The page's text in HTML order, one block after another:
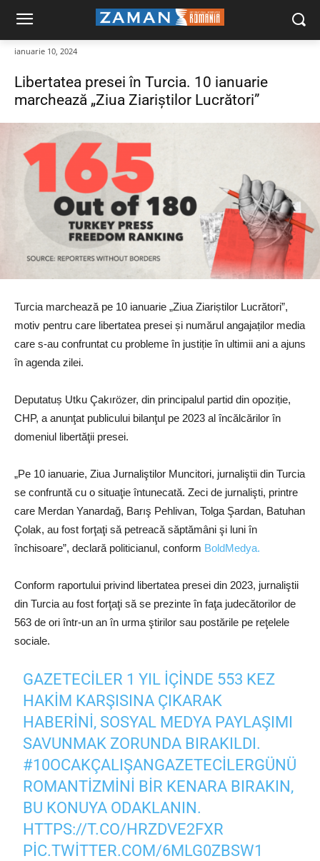
ianuarie 10, 2024
Libertatea presei în Turcia. 10 ianuarie
marchează „Ziua Ziariștilor Lucrători”
Turcia marchează pe 10 ianuarie „Ziua Ziariștilor Lucrători”,
motiv pentru care libertatea presei și numărul angajaților media
care s-au confruntat cu probleme în justiție în ultimii ani a ajuns
în agenda zilei.
Deputatuș Utku Çakırözer, din principalul partid din opoziție,
CHP, a anunţat publicului bilanţul pe 2023 al încălcărilor în
domeniul libertăţii presei.
„Pe 10 ianuarie, Ziua Jurnaliştilor Muncitori, jurnaliştii din Turcia
se confruntă cu o situaţie întunecată. Zeci de jurnalişti, printre
care Merdan Yanardağ, Barış Pehlivan, Tolga Şardan, Batuhan
Çolak, au fost forţaţi să petreacă săptămâni şi luni în
închisoare”, declară politicianul, conform BoldMedya.
Conform raportului privind libertatea presei din 2023, jurnaliştii
din Turcia au fost forţaţi să se prezinte în faţa judecătorilor de
563 de ori într-un an în urma ştirilor sau postările pe reţelele
sociale.
GAZETECILER 1 YIL IÇINDE 553 KEZ
HAKIM KARŞISINA ÇIKARAK
HABERINI, SOSYAL MEDYA PAYLAŞIMI
SAVUNMAK ZORUNDA BIRAKILDI.
#10OCAKÇALIŞANGAZETECILERGÜNÜ
ROMANTIZMINI BIR KENARA BIRAKIN,
BU KONUYA ODAKLANIN.
HTTPS://T.CO/HRZDVE2FXR
PIC.TWITTER.COM/6MLG0ZBSW1